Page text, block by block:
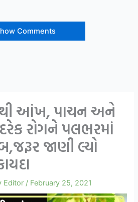
Comments
આંખ, પાચન અને
રોગને પલભરમાં
જાણી લ્યો
Editor / February 25, 2021